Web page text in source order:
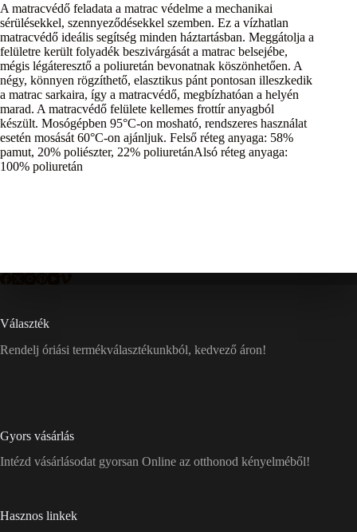
A matracvédő feladata a matrac védelme a mechanikai
sérülésekkel, szennyeződésekkel szemben. Ez a vízhatlan
matracvédő ideális segítség minden háztartásban. Meggátolja a
felületre került folyadék beszivárgását a matrac belsejébe,
mégis légáteresztő a poliuretán bevonatnak köszönhetően. A
négy, könnyen rögzíthető, elasztikus pánt pontosan illeszkedik
a matrac sarkaira, így a matracvédő, megbízhatóan a helyén
marad. A matracvédő felülete kellemes frottír anyagból
készült. Mosógépben 95°C-on mosható, rendszeres használat
esetén mosását 60°C-on ajánljuk. Felső réteg anyaga: 58%
pamut, 20% poliészter, 22% poliuretánAlsó réteg anyaga:
100% poliuretán
Választék
Rendelj óriási termékválasztékunkból, kedvező áron!
Gyors vásárlás
Intézd vásárlásodat gyorsan Online az otthonod kényelméből!
Hasznos linkek